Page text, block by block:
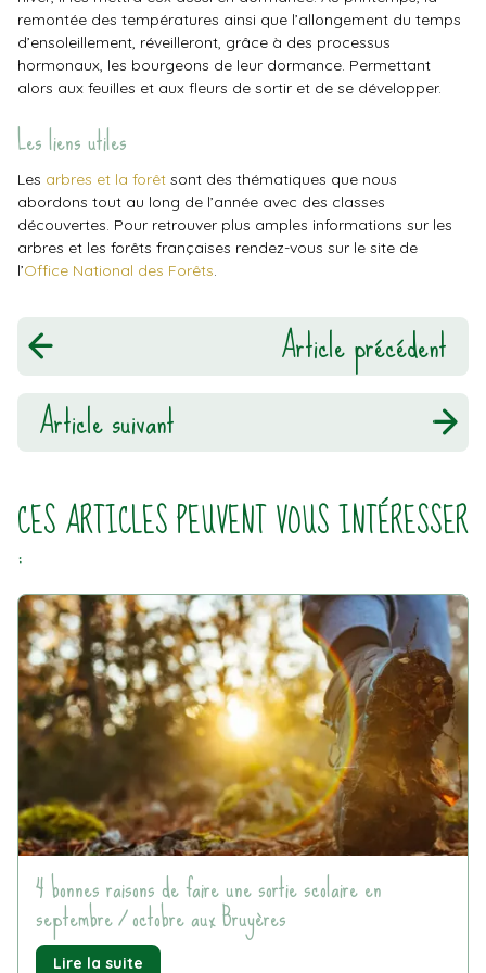
remontée des températures ainsi que l’allongement du temps
d’ensoleillement, réveilleront, grâce à des processus
hormonaux, les bourgeons de leur dormance. Permettant
alors aux feuilles et aux fleurs de sortir et de se développer.
Les liens utiles
Les arbres et la forêt sont des thématiques que nous
abordons tout au long de l’année avec des classes
découvertes. Pour retrouver plus amples informations sur les
arbres et les forêts françaises rendez-vous sur le site de
l’Office National des Forêts.
Article précédent
Article suivant
CES ARTICLES PEUVENT VOUS INTÉRESSER
:
4 bonnes raisons de faire une sortie scolaire en
septembre / octobre aux Bruyères
Lire la suite